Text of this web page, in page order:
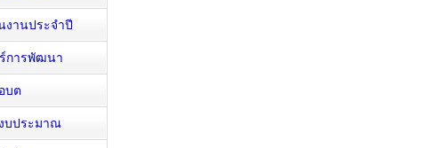
งานประจำปี
การพัฒนา
บต
ประมาณ